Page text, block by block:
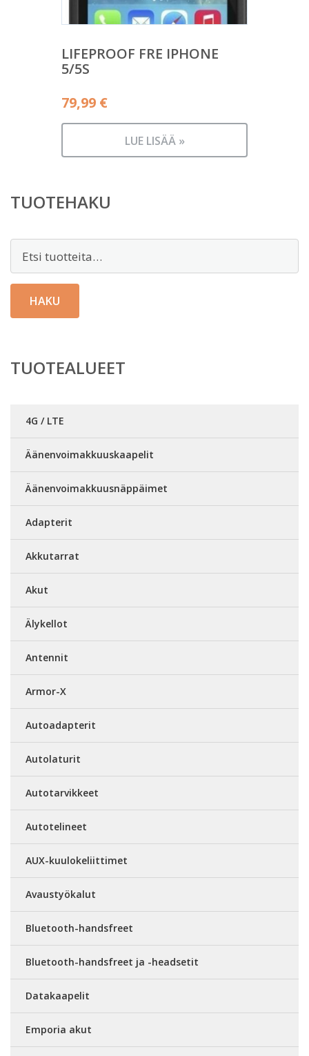
LIFEPROOF FRE IPHONE
5/5S
79,99 €
LUE LISÄÄ »
TUOTEHAKU
HAKU
TUOTEALUEET
4G / LTE
Äänenvoimakkuuskaapelit
Äänenvoimakkuusnäppäimet
Adapterit
Akkutarrat
Akut
Älykellot
Antennit
Armor-X
Autoadapterit
Autolaturit
Autotarvikkeet
Autotelineet
AUX-kuulokeliittimet
Avaustyökalut
Bluetooth-handsfreet
Bluetooth-handsfreet ja -headsetit
Datakaapelit
Emporia akut